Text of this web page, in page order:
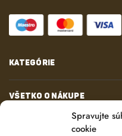
Spravujte
cookie
KATEGÓRIE
VŠETKO O NÁKUPE